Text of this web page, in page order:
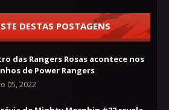
DESTAS POSTAGENS
das Rangers Rosas acontece nos
de Power Rangers
05, 2022